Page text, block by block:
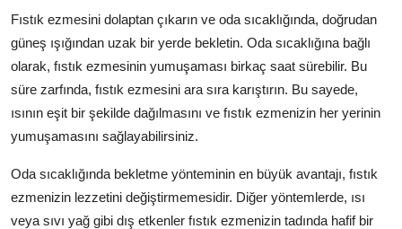
Fıstık ezmesini dolaptan çıkarın ve oda sıcaklığında, doğrudan
güneş ışığından uzak bir yerde bekletin. Oda sıcaklığına bağlı
olarak, fıstık ezmesinin yumuşaması birkaç saat sürebilir. Bu
süre zarfında, fıstık ezmesini ara sıra karıştırın. Bu sayede,
ısının eşit bir şekilde dağılmasını ve fıstık ezmenizin her yerinin
yumuşamasını sağlayabilirsiniz.
Oda sıcaklığında bekletme yönteminin en büyük avantajı, fıstık
ezmenizin lezzetini değiştirmemesidir. Diğer yöntemlerde, ısı
veya sıvı yağ gibi dış etkenler fıstık ezmenizin tadında hafif bir